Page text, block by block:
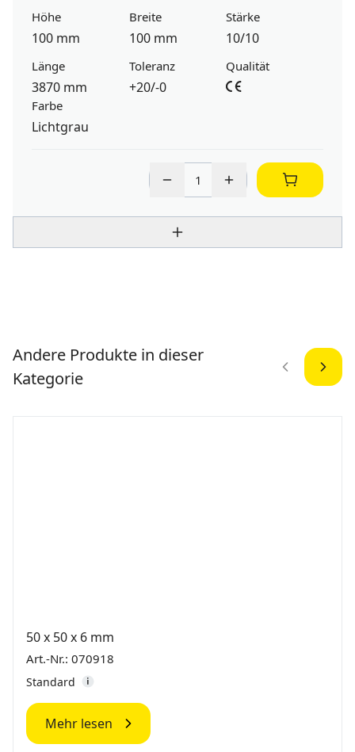
Höhe
100 mm
Breite
100 mm
Stärke
10/10
Länge
3870 mm
Toleranz
+20/-0
Qualität
Farbe
Lichtgrau
Andere Produkte in dieser
Kategorie
50 x 50 x 6 mm
Art.-Nr.: 070918
Standard
Mehr lesen